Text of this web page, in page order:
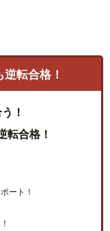
転合格！
！
転合格！
ート！